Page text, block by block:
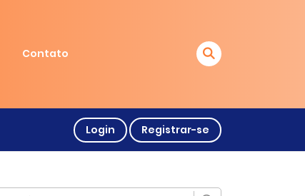
Contato
Login Registrar-se